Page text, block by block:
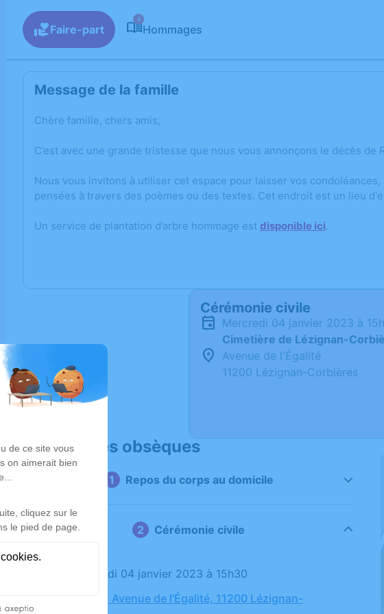
Faire-part
4
Hommages
Message de la famille
Chère famille, chers amis,
C’est avec une grande tristesse que nous vous annonçons le décès
Nous vous invitons à utiliser cet espace pour laisser vos
pensées à travers des poèmes ou des textes. Cet endroit est un lieu
Un service de plantation d’arbre hommage est disponible ici.
Cérémonie civile
mercredi 04 janvier 2023 à
Cimetière de Lézignan-
Avenue de l'Égalité
11200 Lézignan-Corbières
Déroulé des obsèques
Repos du corps au domicile
Cérémonie civile
Le mercredi 04 janvier 2023 à 15h30
Cimetière, Avenue de l'Égalité, 11200 Lézignan-